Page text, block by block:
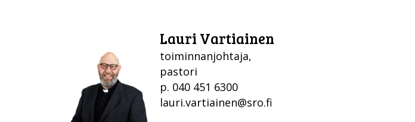
Lauri Vartiainen
toiminnanjohtaja,
pastori
p. 040 451 6300
lauri.vartiainen@sro.fi